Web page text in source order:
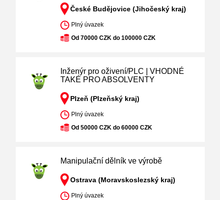
České Budějovice (Jihočeský kraj)
Plný úvazek
Od 70000 CZK do 100000 CZK
Inženýr pro oživení/PLC | VHODNÉ
TAKÉ PRO ABSOLVENTY
Plzeň (Plzeňský kraj)
Plný úvazek
Od 50000 CZK do 60000 CZK
Manipulační dělník ve výrobě
Ostrava (Moravskoslezský kraj)
Plný úvazek